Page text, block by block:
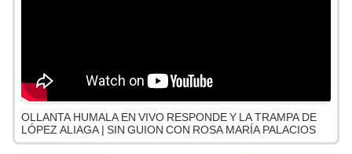
OLLANTA HUMALA EN VIVO RESPONDE Y LA TRAMPA DE
LÓPEZ ALIAGA | SIN GUION CON ROSA MARÍA PALACIOS